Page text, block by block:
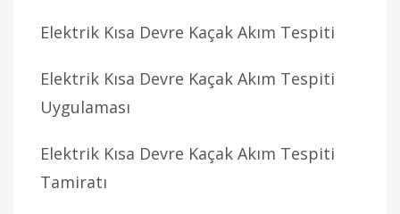
Elektrik Kısa Devre Kaçak Akım Tespiti
Elektrik Kısa Devre Kaçak Akım Tespiti
Uygulaması
Elektrik Kısa Devre Kaçak Akım Tespiti
Tamiratı